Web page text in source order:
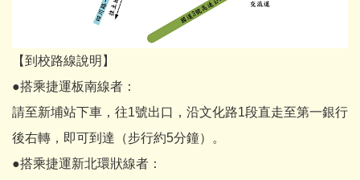
【到校路線說明】
●搭乘捷運板南線者：
請至新埔站下車，往1號出口，沿文化路1段直走至第一銀行
後右轉，即可到達（步行約5分鐘）。
●搭乘捷運新北環狀線者：